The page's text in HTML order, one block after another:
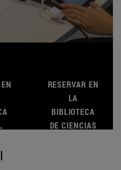
RESERVAR EN
LA
BIBLIOTECA
DE CIENCIAS